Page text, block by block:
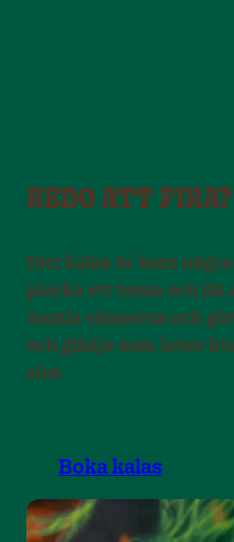
REDO ATT FIRA?
Ditt kalas är bara
plocka ett tema och låt
Samla vännerna och
och glädje som lever
slut.
Boka kalas